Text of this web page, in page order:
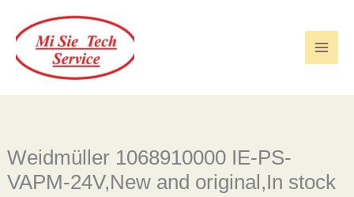
Weidmüller 1068910000 IE-PS-
VAPM-24V,New and original,In stock